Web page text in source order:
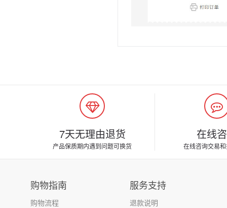
7天无理由退货
产品保质期内遇到问题可换货
在线
在线咨询交易
购物指南
购物流程
服务支持
退款说明